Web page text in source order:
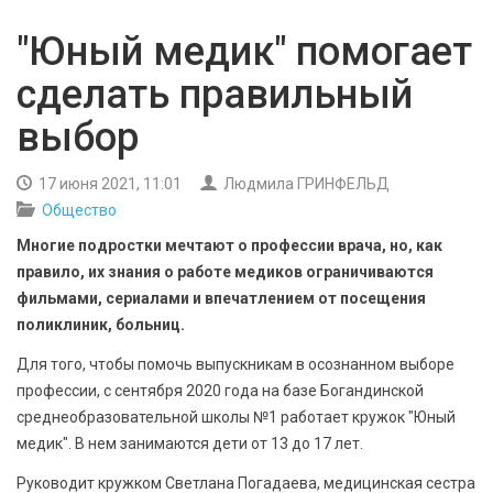
КУЛЬТУРА
БЕЗОПАСНОСТЬ
"Юный медик" помогает
сделать правильный
выбор
17 июня 2021, 11:01
Людмила ГРИНФЕЛЬД
Общество
Многие подростки мечтают о профессии врача, но, как
правило, их знания о работе медиков ограничиваются
фильмами, сериалами и впечатлением от посещения
поликлиник, больниц.
Для того, чтобы помочь выпускникам в осознанном выборе
профессии, с сентября 2020 года на базе Богандинской
среднеобразовательной школы №1 работает кружок "Юный
медик". В нем занимаются дети от 13 до 17 лет.
Руководит кружком Светлана Погадаева, медицинская сестра